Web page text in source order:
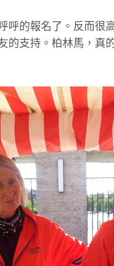
呼的報名了。反而很
的支持。柏林馬，真